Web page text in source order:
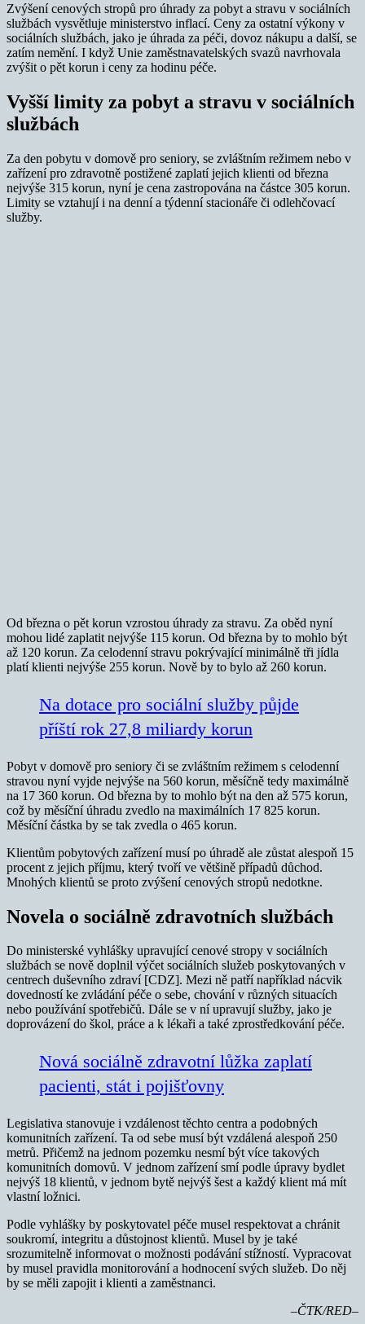
Zvýšení cenových stropů pro úhrady za pobyt a stravu v sociálních
službách vysvětluje ministerstvo inflací. Ceny za ostatní výkony v
sociálních službách, jako je úhrada za péči, dovoz nákupu a další, se
zatím nemění. I když Unie zaměstnavatelských svazů navrhovala
zvýšit o pět korun i ceny za hodinu péče.
Vyšší limity za pobyt a stravu v sociálních
službách
Za den pobytu v domově pro seniory, se zvláštním režimem nebo v
zařízení pro zdravotně postižené zaplatí jejich klienti od března
nejvýše 315 korun, nyní je cena zastropována na částce 305 korun.
Limity se vztahují i na denní a týdenní stacionáře či odlehčovací
služby.
Od března o pět korun vzrostou úhrady za stravu. Za oběd nyní
mohou lidé zaplatit nejvýše 115 korun. Od března by to mohlo být
až 120 korun. Za celodenní stravu pokrývající minimálně tři jídla
platí klienti nejvýše 255 korun. Nově by to bylo až 260 korun.
Na dotace pro sociální služby půjde
příští rok 27,8 miliardy korun
Pobyt v domově pro seniory či se zvláštním režimem s celodenní
stravou nyní vyjde nejvýše na 560 korun, měsíčně tedy maximálně
na 17 360 korun. Od března by to mohlo být na den až 575 korun,
což by měsíční úhradu zvedlo na maximálních 17 825 korun.
Měsíční částka by se tak zvedla o 465 korun.
Klientům pobytových zařízení musí po úhradě ale zůstat alespoň 15
procent z jejich příjmu, který tvoří ve většině případů důchod.
Mnohých klientů se proto zvýšení cenových stropů nedotkne.
Novela o sociálně zdravotních službách
Do ministerské vyhlášky upravující cenové stropy v sociálních
službách se nově doplnil výčet sociálních služeb poskytovaných v
centrech duševního zdraví [CDZ]. Mezi ně patří například nácvik
dovedností ke zvládání péče o sebe, chování v různých situacích
nebo používání spotřebičů. Dále se v ní upravují služby, jako je
doprovázení do škol, práce a k lékaři a také zprostředkování péče.
Nová sociálně zdravotní lůžka zaplatí
pacienti, stát i pojišťovny
Legislativa stanovuje i vzdálenost těchto centra a podobných
komunitních zařízení. Ta od sebe musí být vzdálená alespoň 250
metrů. Přičemž na jednom pozemku nesmí být více takových
komunitních domovů. V jednom zařízení smí podle úpravy bydlet
nejvýš 18 klientů, v jednom bytě nejvýš šest a každý klient má mít
vlastní ložnici.
Podle vyhlášky by poskytovatel péče musel respektovat a chránit
soukromí, integritu a důstojnost klientů. Musel by je také
srozumitelně informovat o možnosti podávání stížností. Vypracovat
by musel pravidla monitorování a hodnocení svých služeb. Do něj
by se měli zapojit i klienti a zaměstnanci.
–ČTK/RED–